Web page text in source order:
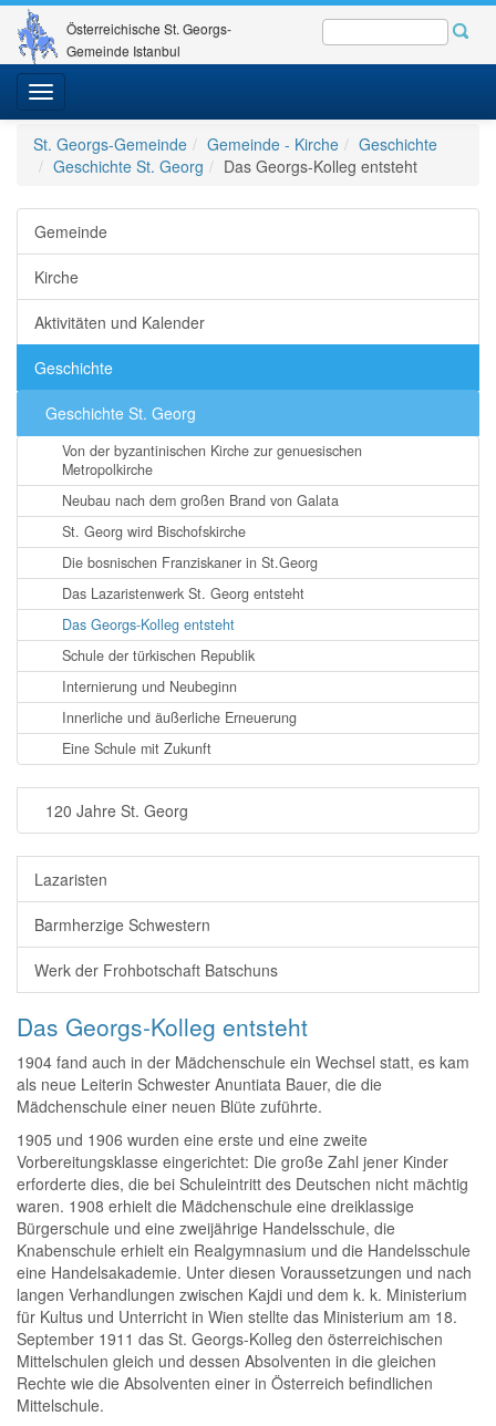
Österreichische St. Georgs-
Gemeinde Istanbul
Toggle
navigation
St. Georgs-Gemeinde
Gemeinde - Kirche
Geschichte
Geschichte St. Georg
Das Georgs-Kolleg entsteht
Gemeinde
Kirche
Aktivitäten und Kalender
Geschichte
Geschichte St. Georg
Von der byzantinischen Kirche zur genuesischen
Metropolkirche
Neubau nach dem großen Brand von Galata
St. Georg wird Bischofskirche
Die bosnischen Franziskaner in St.Georg
Das Lazaristenwerk St. Georg entsteht
Das Georgs-Kolleg entsteht
Schule der türkischen Republik
Internierung und Neubeginn
Innerliche und äußerliche Erneuerung
Eine Schule mit Zukunft
120 Jahre St. Georg
Lazaristen
Barmherzige Schwestern
Werk der Frohbotschaft Batschuns
Das Georgs-Kolleg entsteht
1904 fand auch in der Mädchenschule ein Wechsel statt, es kam
als neue Leiterin Schwester Anuntiata Bauer, die die
Mädchenschule einer neuen Blüte zuführte.
1905 und 1906 wurden eine erste und eine zweite
Vorbereitungsklasse eingerichtet: Die große Zahl jener Kinder
erforderte dies, die bei Schuleintritt des Deutschen nicht mächtig
waren. 1908 erhielt die Mädchenschule eine dreiklassige
Bürgerschule und eine zweijährige Handelsschule, die
Knabenschule erhielt ein Realgymnasium und die Handelsschule
eine Handelsakademie. Unter diesen Voraussetzungen und nach
langen Verhandlungen zwischen Kajdi und dem k. k. Ministerium
für Kultus und Unterricht in Wien stellte das Ministerium am 18.
September 1911 das St. Georgs-Kolleg den österreichischen
Mittelschulen gleich und dessen Absolventen in die gleichen
Rechte wie die Absolventen einer in Österreich befindlichen
Mittelschule.